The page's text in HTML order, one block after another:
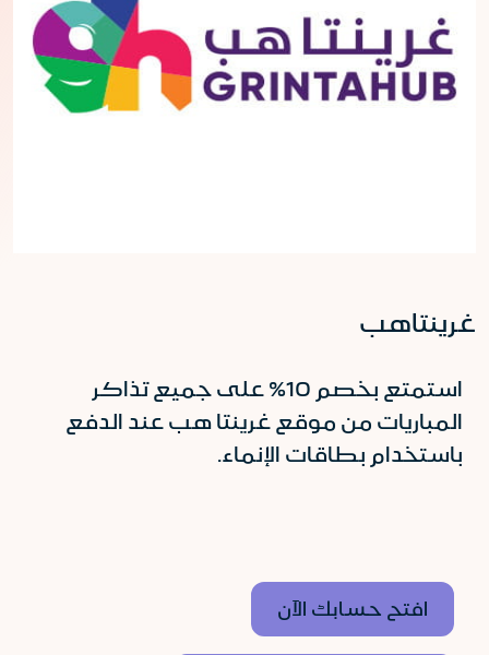
غرينتاهب
استمتع بخصم 10% على جميع تذاكر
المباريات من موقع غرينتا هب عند الدفع
باستخدام بطاقات الإنماء.
افتح حسابك الآن